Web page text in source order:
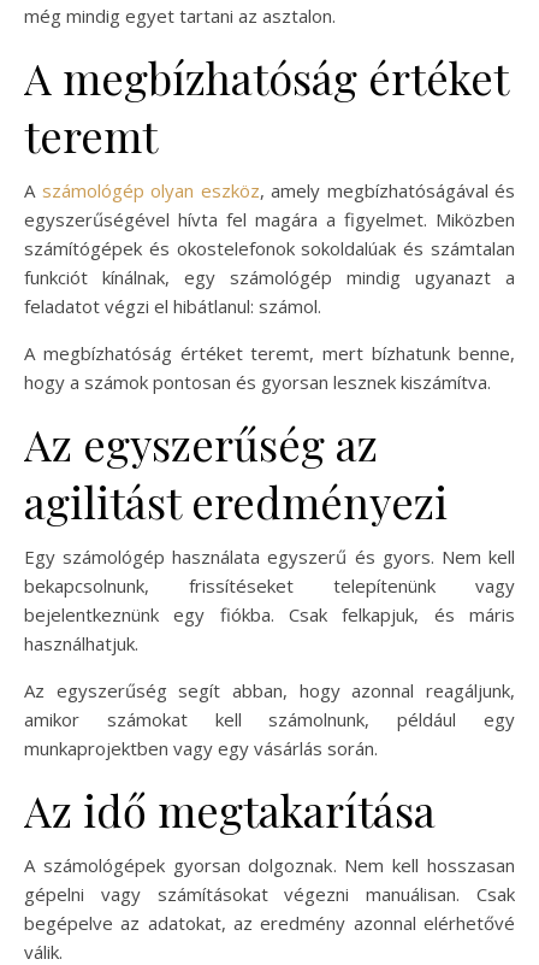
még mindig egyet tartani az asztalon.
A megbízhatóság értéket
teremt
A számológép olyan eszköz, amely megbízhatóságával és
egyszerűségével hívta fel magára a figyelmet. Miközben
számítógépek és okostelefonok sokoldalúak és számtalan
funkciót kínálnak, egy számológép mindig ugyanazt a
feladatot végzi el hibátlanul: számol.
A megbízhatóság értéket teremt, mert bízhatunk benne,
hogy a számok pontosan és gyorsan lesznek kiszámítva.
Az egyszerűség az
agilitást eredményezi
Egy számológép használata egyszerű és gyors. Nem kell
bekapcsolnunk, frissítéseket telepítenünk vagy
bejelentkeznünk egy fiókba. Csak felkapjuk, és máris
használhatjuk.
Az egyszerűség segít abban, hogy azonnal reagáljunk,
amikor számokat kell számolnunk, például egy
munkaprojektben vagy egy vásárlás során.
Az idő megtakarítása
A számológépek gyorsan dolgoznak. Nem kell hosszasan
gépelni vagy számításokat végezni manuálisan. Csak
begépelve az adatokat, az eredmény azonnal elérhetővé
válik.